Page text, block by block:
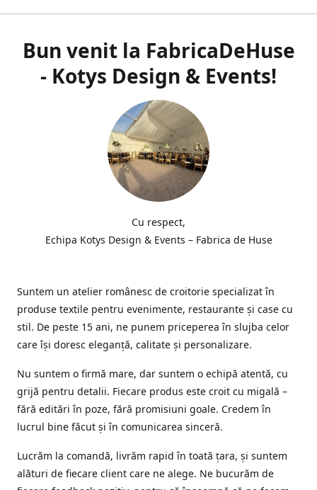
Bun venit la FabricaDeHuse
- Kotys Design & Events!
Cu respect,
Echipa Kotys Design & Events – Fabrica de Huse
Suntem un atelier românesc de croitorie specializat în
produse textile pentru evenimente, restaurante și case cu
stil. De peste 15 ani, ne punem priceperea în slujba celor
care își doresc eleganță, calitate și personalizare.
Nu suntem o firmă mare, dar suntem o echipă atentă, cu
grijă pentru detalii. Fiecare produs este croit cu migală –
fără editări în poze, fără promisiuni goale. Credem în
lucrul bine făcut și în comunicarea sinceră.
Lucrăm la comandă, livrăm rapid în toată țara, și suntem
alături de fiecare client care ne alege. Ne bucurăm de